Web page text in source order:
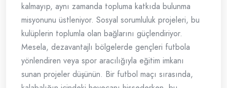
kalmayıp, aynı zamanda topluma katkıda bulunma
misyonunu üstleniyor. Sosyal sorumluluk projeleri, bu
kulüplerin toplumla olan bağlarını güçlendiriyor.
Mesela, dezavantajlı bölgelerde gençleri futbola
yönlendiren veya spor aracılığıyla eğitim imkanı
sunan projeler düşünün. Bir futbol maçı sırasında,